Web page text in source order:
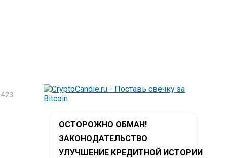
423
ОСТОРОЖНО ОБМАН!
ЗАКОНОДАТЕЛЬСТВО
УЛУЧШЕНИЕ КРЕДИТНОЙ ИСТОРИИ